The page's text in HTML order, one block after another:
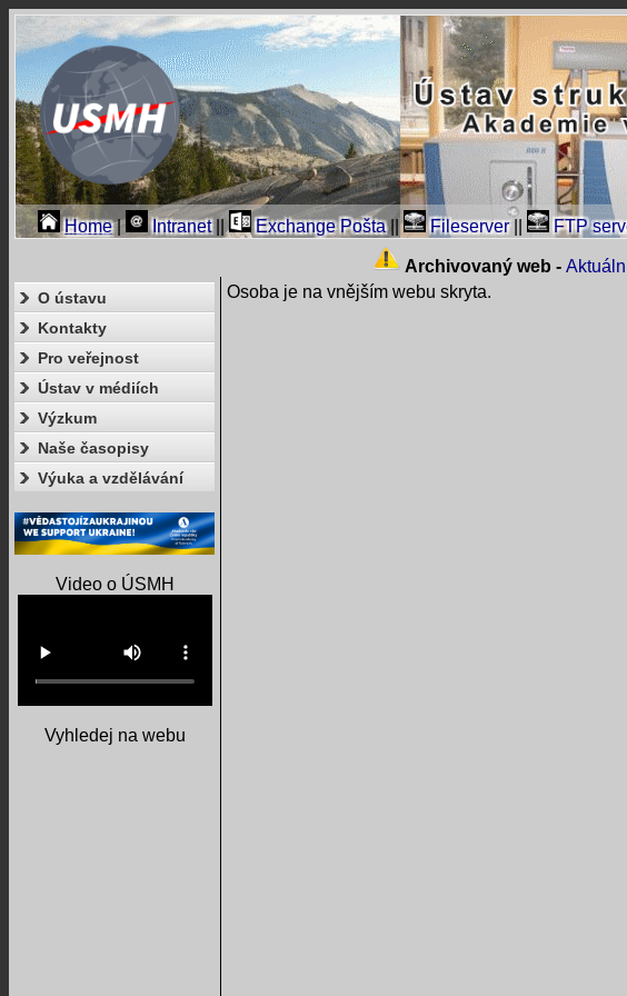
Home| Intranet|| Exchange Pošta || Fileserver|| FTP
Archivovaný web -
O ústavu
Kontakty
Pro veřejnost
Ústav v médiích
Výzkum
Naše časopisy
Výuka a vzdělávání
Video o ÚSMH
Vyhledej na webu
Osoba je na vnějším webu skryta.